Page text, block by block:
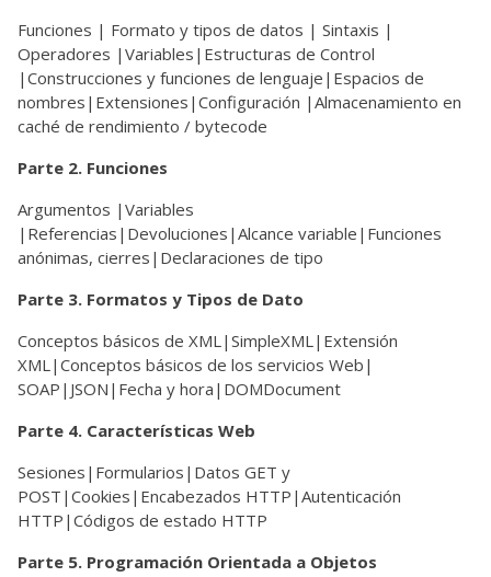
Funciones | Formato y tipos de datos | Sintaxis |
Operadores |Variables|Estructuras de Control
|Construcciones y funciones de lenguaje|Espacios de
nombres|Extensiones|Configuración |Almacenamiento en
caché de rendimiento / bytecode
Parte 2. Funciones
Argumentos |Variables
|Referencias|Devoluciones|Alcance variable|Funciones
anónimas, cierres|Declaraciones de tipo
Parte 3. Formatos y Tipos de Dato
Conceptos básicos de XML|SimpleXML|Extensión
XML|Conceptos básicos de los servicios Web|
SOAP|JSON|Fecha y hora|DOMDocument
Parte 4. Características Web
Sesiones|Formularios|Datos GET y
POST|Cookies|Encabezados HTTP|Autenticación
HTTP|Códigos de estado HTTP
Parte 5. Programación Orientada a Objetos